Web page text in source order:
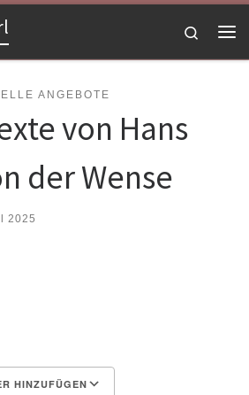
Search
ANGEBOTE
von Hans
der Wense
2025
HINZUFÜGEN